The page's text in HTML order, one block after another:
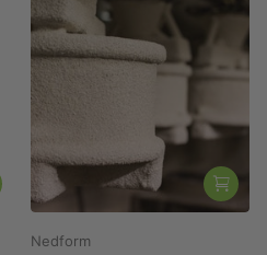
Nedform